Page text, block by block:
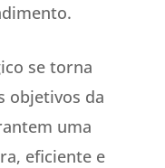
se torna
objetivos da
uma
eficiente e